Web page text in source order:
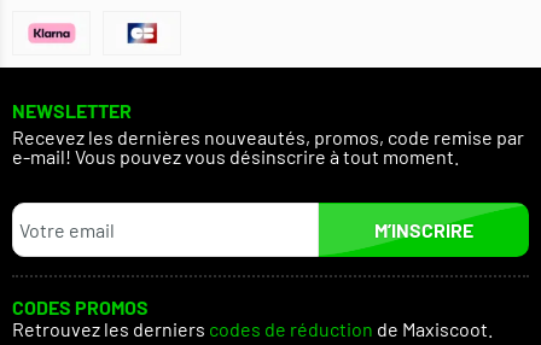
NEWSLETTER
Recevez les dernières nouveautés, promos, code remise par
e-mail! Vous pouvez vous désinscrire à tout moment.
M’INSCRIRE
CODES PROMOS
Retrouvez les derniers codes de réduction de Maxiscoot.